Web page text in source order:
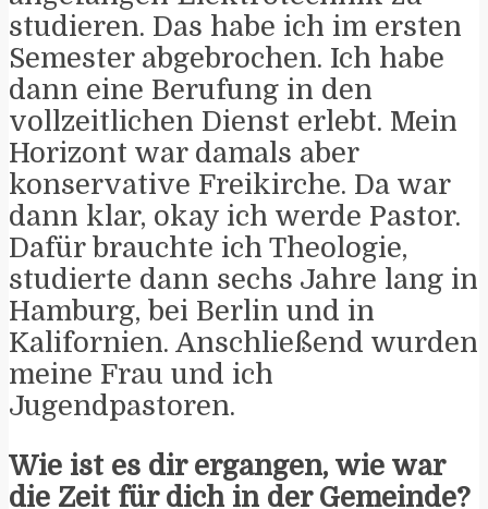
studieren. Das habe ich im ersten
Semester abgebrochen. Ich habe
dann eine Berufung in den
vollzeitlichen Dienst erlebt. Mein
Horizont war damals aber
konservative Freikirche. Da war
dann klar, okay ich werde Pastor.
Dafür brauchte ich Theologie,
studierte dann sechs Jahre lang in
Hamburg, bei Berlin und in
Kalifornien. Anschließend wurden
meine Frau und ich
Jugendpastoren.
Wie ist es dir ergangen, wie war
die Zeit für dich in der Gemeinde?